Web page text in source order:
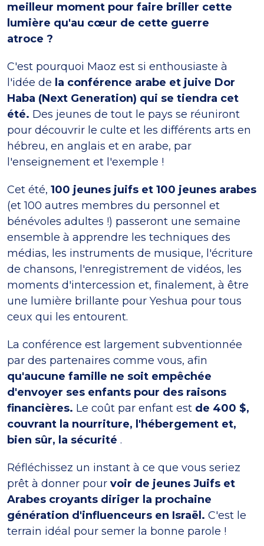
meilleur moment pour faire briller cette
lumière qu'au cœur de cette guerre
atroce ?
C'est pourquoi Maoz est si enthousiaste à
l'idée de la conférence arabe et juive Dor
Haba (Next Generation) qui se tiendra cet
été. Des jeunes de tout le pays se réuniront
pour découvrir le culte et les différents arts en
hébreu, en anglais et en arabe, par
l'enseignement et l'exemple !
Cet été, 100 jeunes juifs et 100 jeunes arabes
(et 100 autres membres du personnel et
bénévoles adultes !) passeront une semaine
ensemble à apprendre les techniques des
médias, les instruments de musique, l'écriture
de chansons, l'enregistrement de vidéos, les
moments d'intercession et, finalement, à être
une lumière brillante pour Yeshua pour tous
ceux qui les entourent.
La conférence est largement subventionnée
par des partenaires comme vous, afin
qu'aucune famille ne soit empêchée
d'envoyer ses enfants pour des raisons
financières. Le coût par enfant est de 400 $,
couvrant la nourriture, l'hébergement et,
bien sûr, la sécurité .
Réfléchissez un instant à ce que vous seriez
prêt à donner pour voir de jeunes Juifs et
Arabes croyants diriger la prochaine
génération d'influenceurs en Israël. C'est le
terrain idéal pour semer la bonne parole !